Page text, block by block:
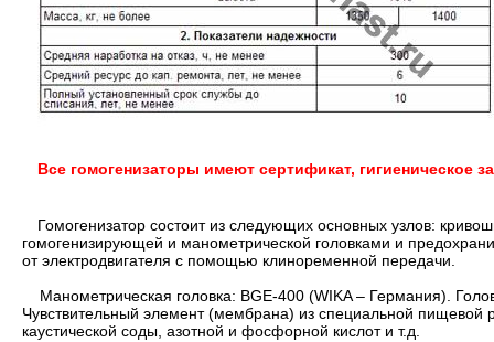
Все гомогенизаторы имеют сертификат, гигиеническое
Гомогенизатор состоит из следующих основных узлов:
гомогенизирующей и манометрической головками и
от электродвигателя с помощью клиноременной передачи.
Манометрическая головка: BGE-400 (WIKA – Германия).
Чувствительный элемент (мембрана) из специальной
каустической соды, азотной и фосфорной кислот и т.д.